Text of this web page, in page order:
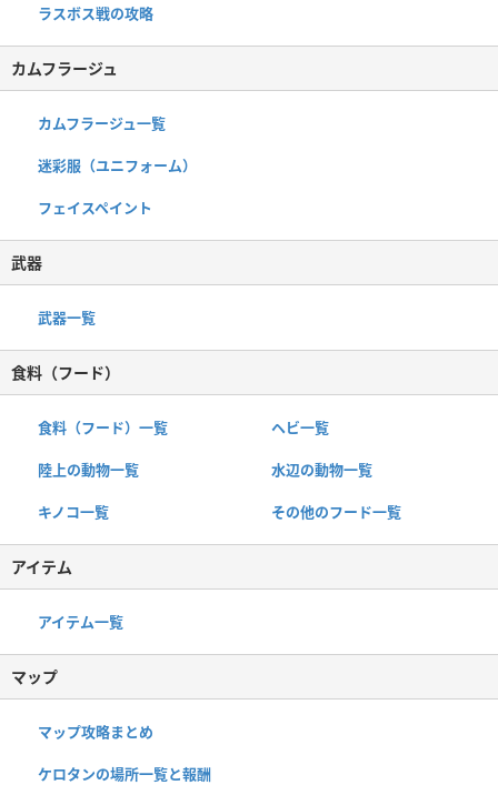
ラスボス戦の攻略
カムフラージュ
カムフラージュ一覧
迷彩服（ユニフォーム）
フェイスペイント
武器
武器一覧
食料（フード）
食料（フード）一覧 ヘビ一覧
陸上の動物一覧 水辺の動物一覧
キノコ一覧 その他のフード一覧
アイテム
アイテム一覧
マップ
マップ攻略まとめ
ケロタンの場所一覧と報酬